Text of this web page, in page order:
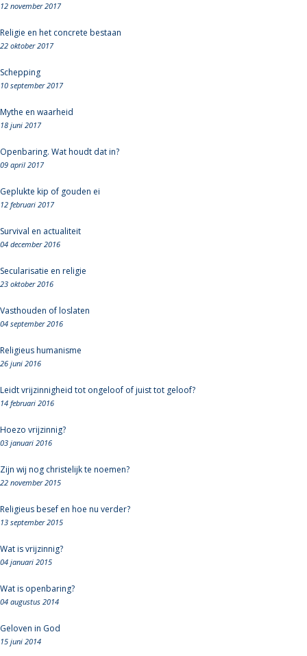
12 november 2017
Religie en het concrete bestaan
22 oktober 2017
Schepping
10 september 2017
Mythe en waarheid
18 juni 2017
Openbaring. Wat houdt dat in?
09 april 2017
Geplukte kip of gouden ei
12 februari 2017
Survival en actualiteit
04 december 2016
Secularisatie en religie
23 oktober 2016
Vasthouden of loslaten
04 september 2016
Religieus humanisme
26 juni 2016
Leidt vrijzinnigheid tot ongeloof of juist tot geloof?
14 februari 2016
Hoezo vrijzinnig?
03 januari 2016
Zijn wij nog christelijk te noemen?
22 november 2015
Religieus besef en hoe nu verder?
13 september 2015
Wat is vrijzinnig?
04 januari 2015
Wat is openbaring?
04 augustus 2014
Geloven in God
15 juni 2014